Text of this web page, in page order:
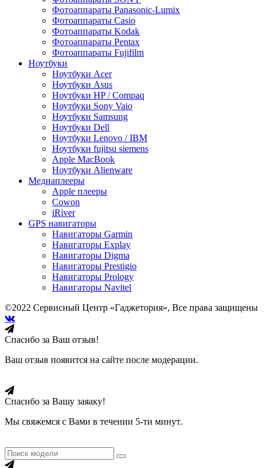
Фотоаппараты Panasonic-Lumix
Фотоаппараты Casio
Фотоаппараты Kodak
Фотоаппараты Pentax
Фотоаппараты Fujifilm
Ноутбуки
Ноутбуки Acer
Ноутбуки Asus
Ноутбуки HP / Compaq
Ноутбуки Sony Vaio
Ноутбуки Samsung
Ноутбуки Dell
Ноутбуки Lenovo / IBM
Ноутбуки fujitsu siemens
Apple MacBook
Ноутбуки Alienware
Медиаплееры
Apple плееры
Cowon
iRiver
GPS навигаторы
Навигаторы Garmin
Навигаторы Explay
Навигаторы Digma
Навигаторы Prestigio
Навигаторы Prology
Навигаторы Navitel
©2022 Сервисный Центр «Гаджетория», Все права защищены
Спасибо за Ваш отзыв!
Ваш отзыв появится на сайте после модерации.
Спасибо за Вашу заяаку!
Мы свяжемся с Вами в течении 5-ти минут.